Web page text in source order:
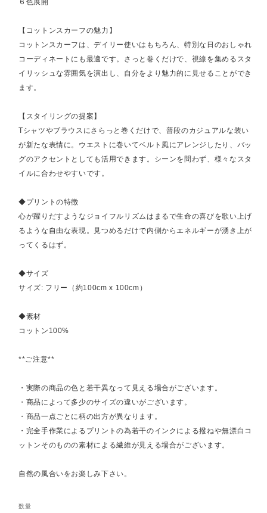
６色展開
【コットンスカーフの魅力】
コットンスカーフは、デイリー使いはもちろん、特別な日のおしゃれ
コーディネートにも最適です。さっと巻くだけで、視線を集めるスタ
イリッシュな雰囲気を演出し、自分をより魅力的に見せることができ
ます。
【スタイリングの提案】
Tシャツやブラウスにさらっと巻くだけで、普段のカジュアルな装い
が新たな表情に。ウエストに巻いてベルト風にアレンジしたり、バッ
グのアクセントとしても活用できます。シーンを問わず、様々なスタ
イルに合わせやすいです。
◆プリントの特徴
心が躍りだすようなジョイフルリズムはまるで生命の喜びを歌い上げ
るような自由な表現。見つめるだけで内側からエネルギーが湧き上が
ってくるはず。
◆サイズ
サイズ: フリー（約100cm x 100cm）
◆素材
コットン100%
**ご注意**
・実際の商品の色と若干異なって見える場合がございます。
・商品によって多少のサイズの違いがございます。
・商品一点ごとに柄の出方が異なります。
・完全手作業によるプリントの為若干のインクによる撥ねや無漂白コ
ットンそのものの素材による繊維が見える場合がございます。
自然の風合いをお楽しみ下さい。
数量